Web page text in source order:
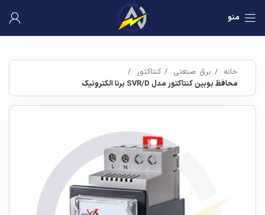
منو
خانه برق صنعتی
کنتاکتور
محافظ بوبین کنتاکتور مدل SVR/D برنا الکترونیک